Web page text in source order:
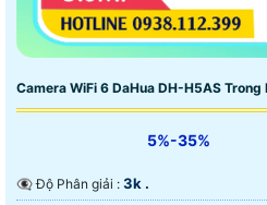
Camera WiFi 6 DaHua DH-H5AS Trong
5%-35%
👁️‍🗨 Độ Phân giải : 3k .